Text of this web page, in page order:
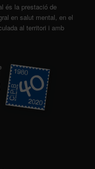
és la prestació de
en salut mental, en el
al territori i amb